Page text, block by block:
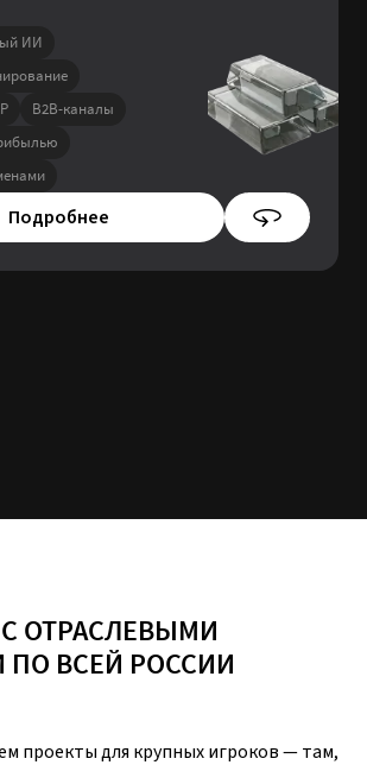
ИИ
B2B-каналы
Подробнее
ОТРАСЛЕВЫМИ
ВСЕЙ РОССИИ
проекты для крупных игроков — там,